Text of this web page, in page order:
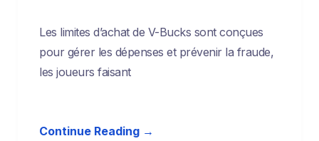
Les limites d’achat de V-Bucks sont conçues
pour gérer les dépenses et prévenir la fraude,
les joueurs faisant
Continue Reading →